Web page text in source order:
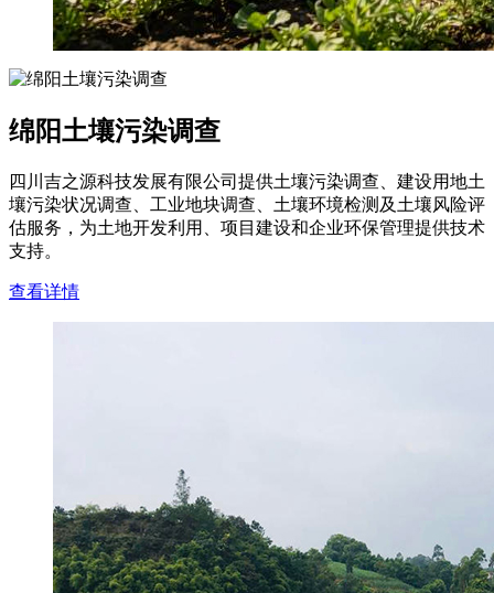
绵阳土壤污染调查
四川吉之源科技发展有限公司提供土壤污染调查、建设用地土
壤污染状况调查、工业地块调查、土壤环境检测及土壤风险评
估服务，为土地开发利用、项目建设和企业环保管理提供技术
支持。
查看详情